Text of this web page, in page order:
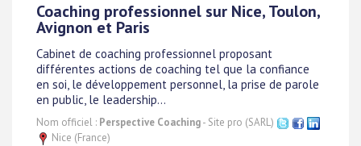
Coaching professionnel sur Nice, Toulon,
Avignon et Paris
Cabinet de coaching professionnel proposant
différentes actions de coaching tel que la confiance
en soi, le développement personnel, la prise de parole
en public, le leadership...
Nom officiel : Perspective Coaching- Site pro (SARL)
Nice (France)